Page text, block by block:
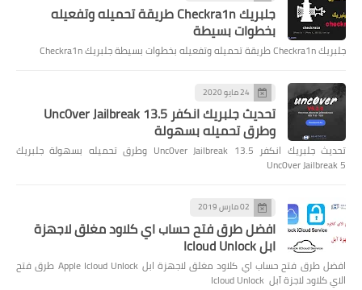
جلبريك Checkra1n طريقة تحميله وتفعيله
بخطوات بسيطة
جلبريك Checkra1n طريقة تحميله وتفعيله بخطوات بسيطة جلبريك Checkra1n
24 مايو 2020
تحديث جلبريك انكفر Unc0ver Jailbreak 13.5
وطرق تحميله بسهولة
تحديث جلبريك انكفر Unc0ver Jailbreak 13.5 وطرق تحميله بسهولة جلبريك
Unc0ver Jailbreak 5
02 مارس 2019
افضل طرق فتح حساب اي كلاود مغلق لاجهزة
ابل Icloud Unlock
افضل طرق فتح حساب اي كلاود مغلق لاجهزة ابل Apple Icloud Unlock طرق فتح
الاي كلاود لاجزة آبل Icloud Unlock